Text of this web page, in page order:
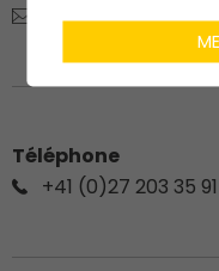
Téléphone
+41 (0)27 203 35 91